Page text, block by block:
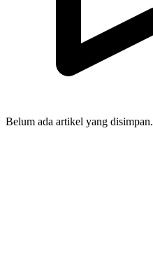
Belum ada artikel yang disimpan.